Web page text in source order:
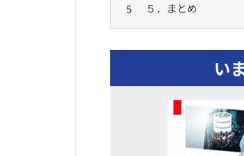
５．まとめ